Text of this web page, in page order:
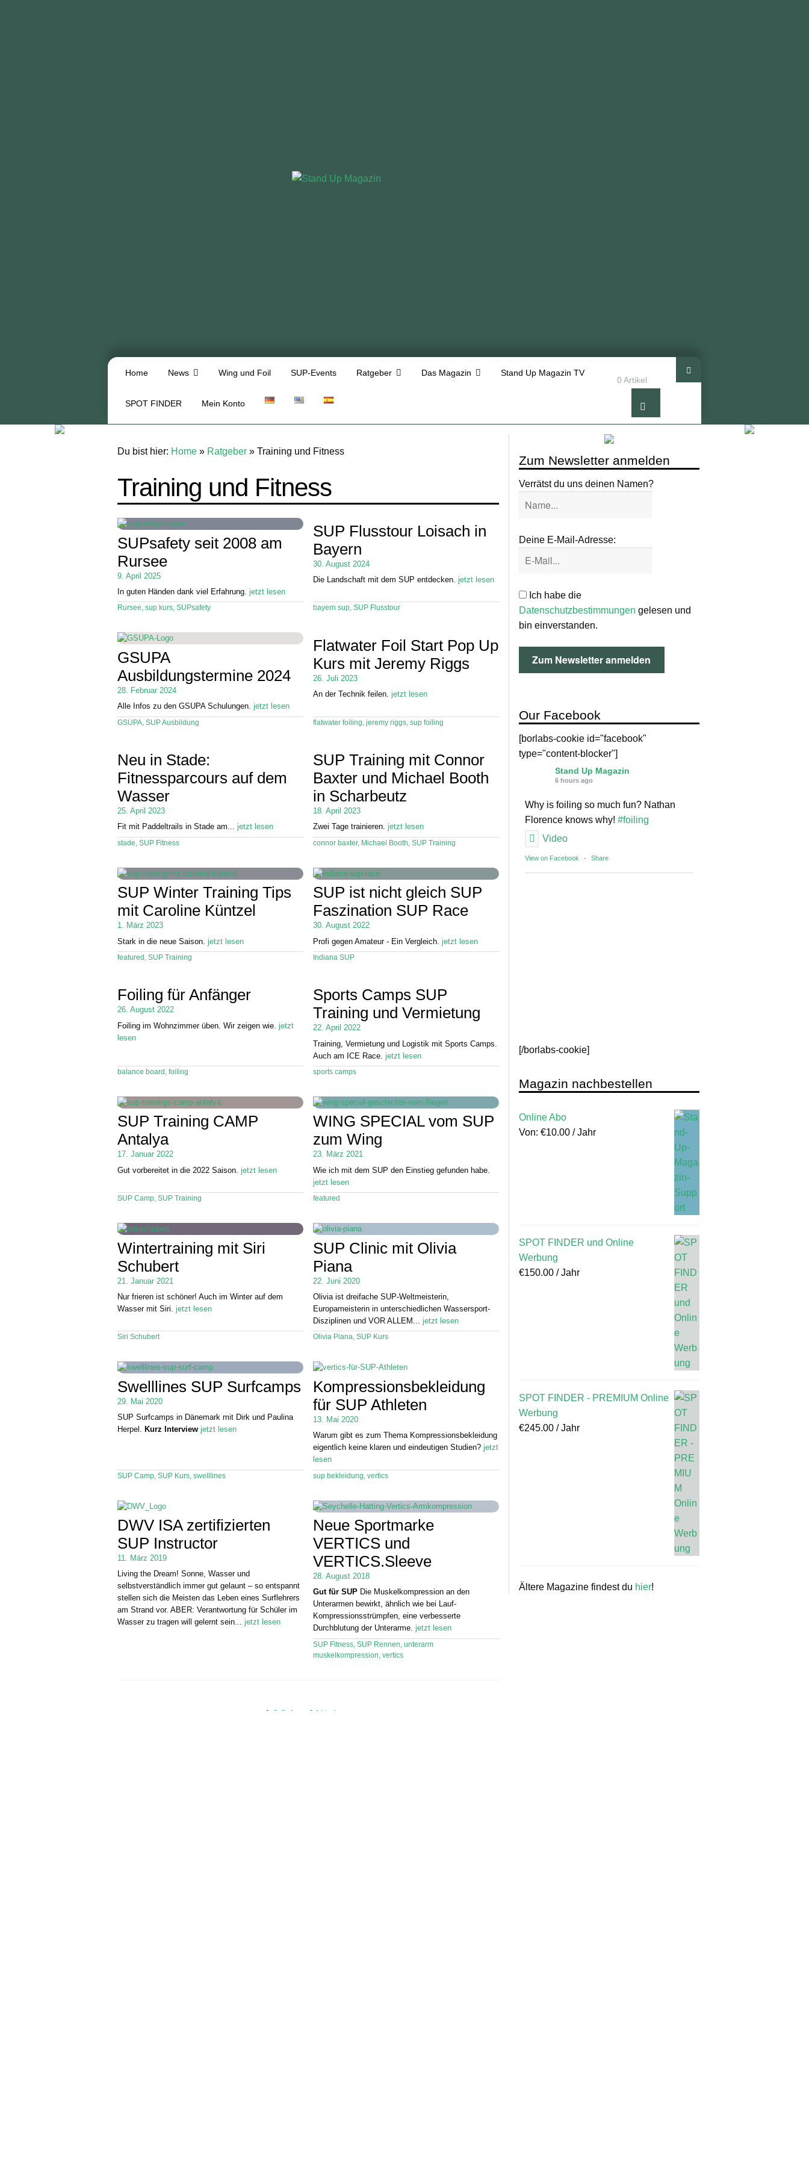
Home News Wing und Foil SUP-Events Ratgeber Das Magazin Stand Up Magazin TV
SPOT FINDER Mein Konto
0 Artikel
Zum Newsletter anmelden
Verrätst du uns deinen Namen?
Deine E-Mail-Adresse:
Ich habe die
Datenschutzbestimmungen gelesen und
bin einverstanden.
Our Facebook
[borlabs-cookie id="facebook"
type="content-blocker"]
Stand Up Magazin
6 hours ago
Why is foiling so much fun? Nathan
Florence knows why! #foiling
Video
View on Facebook · Share
[/borlabs-cookie]
Magazin nachbestellen
Online Abo
Von: €10.00 / Jahr
SPOT FINDER und Online
Werbung
€150.00 / Jahr
SPOT FINDER - PREMIUM Online
Werbung
€245.00 / Jahr
Ältere Magazine findest du hier!
Du bist hier: Home » Ratgeber »Training und Fitness
Training und Fitness
SUPsafety seit 2008 am
Rursee
9. April 2025
In guten Händen dank viel Erfahrung.jetzt lesen
Rursee ,sup kurs ,SUPsafety
SUP Flusstour Loisach in
Bayern
30. August 2024
Die Landschaft mit dem SUP entdecken. jetzt lesen
bayern sup SUP Flusstour
GSUPA
Ausbildungstermine 2024
28. Februar 2024
Alle Infos zu den GSUPA Schulungen.jetzt lesen
GSUPA ,SUP Ausbildung
Flatwater Foil Start Pop Up
Kurs mit Jeremy Riggs
26. Juli 2023
An der Technik feilen. jetzt lesen
flatwater foiling jeremy riggs sup foiling
Neu in Stade:
Fitnessparcours auf dem
Wasser
25. April 2023
Fit mit Paddeltrails in Stade am...jetzt lesen
stade ,SUP Fitness
SUP Training mit Connor
Baxter und Michael Booth
in Scharbeutz
18. April 2023
Zwei Tage trainieren. jetzt lesen
connor baxter, Michael Booth SUP Training
SUP Winter Training Tips
mit Caroline Küntzel
1. März 2023
Stark in die neue Saison.jetzt lesen
featured ,SUP Training
SUP ist nicht gleich SUP
Faszination SUP Race
30. August 2022
Profi gegen Amateur - Ein Vergleich. jetzt lesen
Indiana SUP
Foiling für Anfänger
26. August 2022
Foiling im Wohnzimmer üben. Wir zeigen wie.jetzt
lesen
balance board ,foiling
Sports Camps SUP
Training und Vermietung
22. April 2022
Training, Vermietung und Logistik mit Sports Camps.
Auch am ICE Race. jetzt lesen
sports camps
SUP Training CAMP
Antalya
17. Januar 2022
Gut vorbereitet in die 2022 Saison.jetzt lesen
SUP Camp ,SUP Training
WING SPECIAL vom SUP
zum Wing
23. März 2021
Wie ich mit dem SUP den Einstieg gefunden habe.
jetzt lesen
featured
Wintertraining mit Siri
Schubert
21. Januar 2021
Nur frieren ist schöner! Auch im Winter auf dem
Wasser mit Siri.jetzt lesen
Siri Schubert
SUP Clinic mit Olivia
Piana
22. Juni 2020
Olivia ist dreifache SUP-Weltmeisterin,
Europameisterin in unterschiedlichen Wassersport-
Disziplinen und VOR ALLEM... jetzt lesen
Olivia Piana, SUP Kurs
Swelllines SUP Surfcamps
29. Mai 2020
SUP Surfcamps in Dänemark mit Dirk und Paulina
Herpel. Kurz Interview jetzt lesen
SUP Camp ,SUP Kurs ,swelllines
Kompressionsbekleidung
für SUP Athleten
13. Mai 2020
Warum gibt es zum Thema Kompressionsbekleidung
eigentlich keine klaren und eindeutigen Studien? jetzt
lesen
sup bekleidung vertics
DWV ISA zertifizierten
SUP Instructor
11. März 2019
Living the Dream! Sonne, Wasser und
selbstverständlich immer gut gelaunt – so entspannt
stellen sich die Meisten das Leben eines Surflehrers
am Strand vor. ABER: Verantwortung für Schüler im
Wasser zu tragen will gelernt sein...jetzt lesen
Neue Sportmarke
VERTICS und
VERTICS.Sleeve
28. August 2018
Gut für SUP Die Muskelkompression an den
Unterarmen bewirkt, ähnlich wie bei Lauf-
Kompressionsstrümpfen, eine verbesserte
Durchblutung der Unterarme. jetzt lesen
SUP Fitness SUP Rennen unterarm
muskelkompression vertics
Seitennummerierung
1 2 3 4 6 Nächste